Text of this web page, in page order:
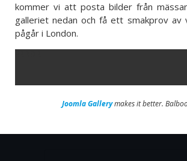
kommer vi att posta bilder från
galleriet nedan och få ett smakprov av
pågår i London.
Joomla Gallerymakes it better.